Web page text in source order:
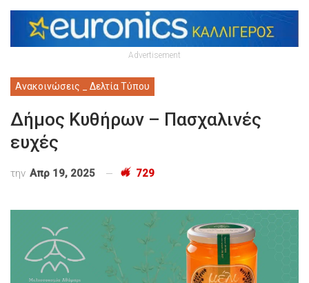
Advertisement
Ανακοινώσεις _ Δελτία Τύπου
Δήμος Κυθήρων – Πασχαλινές
ευχές
την Απρ 19, 2025 729